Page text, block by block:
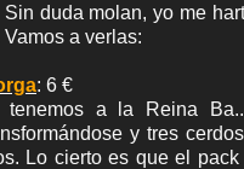
Sin duda molan, yo me
a verlas:
: 6 €
a la Reina
y tres
Lo cierto es que el